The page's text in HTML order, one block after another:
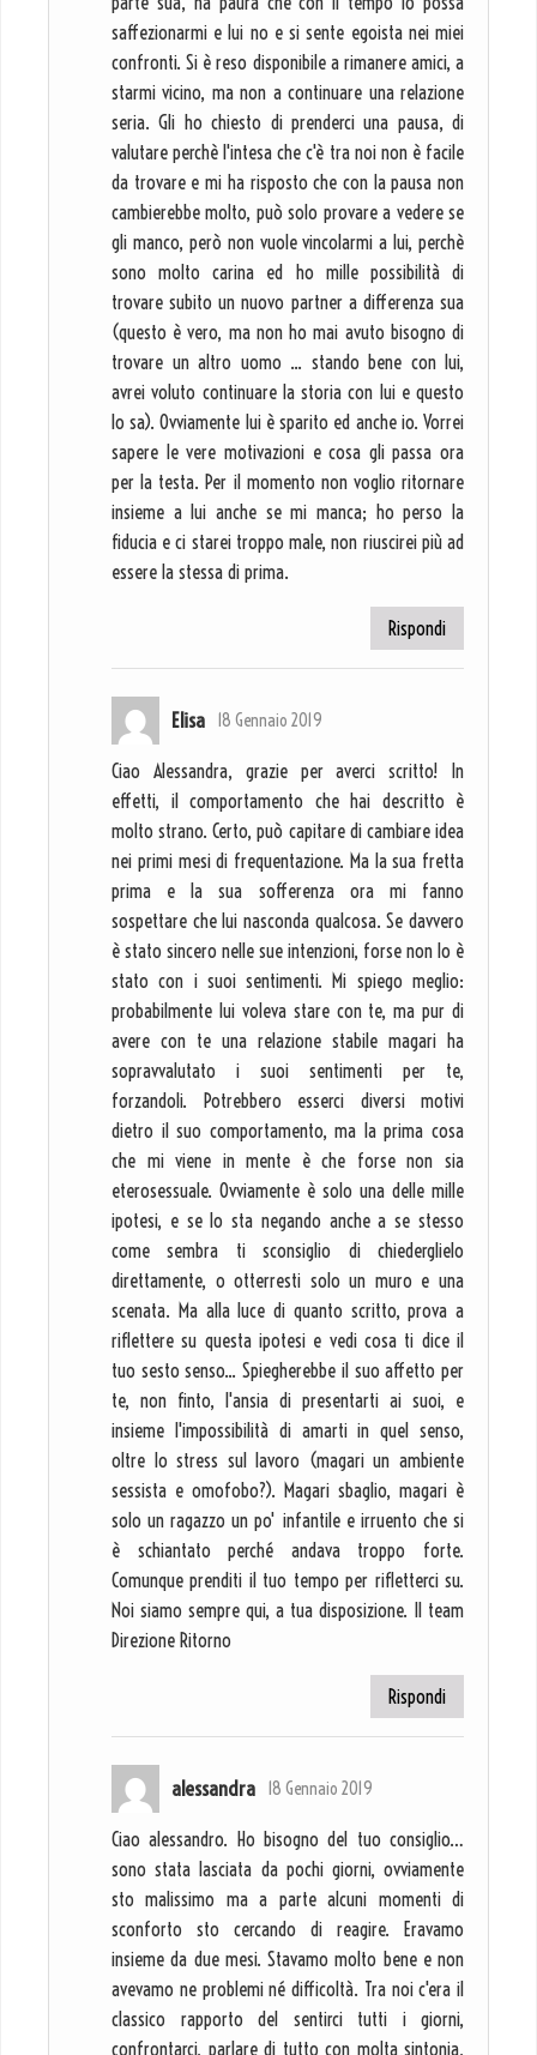
saffezionarmi e lui no e si sente egoista nei miei
confronti. Si è reso disponibile a rimanere amici, a
starmi vicino, ma non a continuare una relazione
seria. Gli ho chiesto di prenderci una pausa, di
valutare perchè l'intesa che c'è tra noi non è facile
da trovare e mi ha risposto che con la pausa non
cambierebbe molto, può solo provare a vedere se
gli manco, però non vuole vincolarmi a lui, perchè
sono molto carina ed ho mille possibilità di
trovare subito un nuovo partner a differenza sua
(questo è vero, ma non ho mai avuto bisogno di
trovare un altro uomo ... stando bene con lui,
avrei voluto continuare la storia con lui e questo
lo sa). Ovviamente lui è sparito ed anche io. Vorrei
sapere le vere motivazioni e cosa gli passa ora
per la testa. Per il momento non voglio ritornare
insieme a lui anche se mi manca; ho perso la
fiducia e ci starei troppo male, non riuscirei più ad
essere la stessa di prima.
Rispondi
Elisa 18 Gennaio 2019
Ciao Alessandra, grazie per averci scritto! In
effetti, il comportamento che hai descritto è
molto strano. Certo, può capitare di cambiare idea
nei primi mesi di frequentazione. Ma la sua fretta
prima e la sua sofferenza ora mi fanno
sospettare che lui nasconda qualcosa. Se davvero
è stato sincero nelle sue intenzioni, forse non lo è
stato con i suoi sentimenti. Mi spiego meglio:
probabilmente lui voleva stare con te, ma pur di
avere con te una relazione stabile magari ha
sopravvalutato i suoi sentimenti per te,
forzandoli. Potrebbero esserci diversi motivi
dietro il suo comportamento, ma la prima cosa
che mi viene in mente è che forse non sia
eterosessuale. Ovviamente è solo una delle mille
ipotesi, e se lo sta negando anche a se stesso
come sembra ti sconsiglio di chiederglielo
direttamente, o otterresti solo un muro e una
scenata. Ma alla luce di quanto scritto, prova a
riflettere su questa ipotesi e vedi cosa ti dice il
tuo sesto senso... Spiegherebbe il suo affetto per
te, non finto, l'ansia di presentarti ai suoi, e
insieme l'impossibilità di amarti in quel senso,
oltre lo stress sul lavoro (magari un ambiente
sessista e omofobo?). Magari sbaglio, magari è
solo un ragazzo un po' infantile e irruento che si
è schiantato perché andava troppo forte.
Comunque prenditi il tuo tempo per rifletterci su.
Noi siamo sempre qui, a tua disposizione. Il team
Direzione Ritorno
Rispondi
alessandra 18 Gennaio 2019
Ciao alessandro. Ho bisogno del tuo consiglio…
sono stata lasciata da pochi giorni, ovviamente
sto malissimo ma a parte alcuni momenti di
sconforto sto cercando di reagire. Eravamo
insieme da due mesi. Stavamo molto bene e non
avevamo ne problemi né difficoltà. Tra noi c'era il
classico rapporto del sentirci tutti i giorni,
confrontarci, parlare di tutto con molta sintonia,